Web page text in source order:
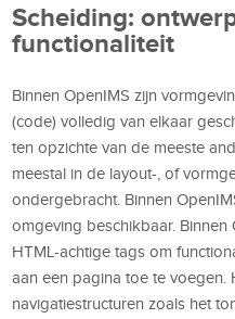
Scheiding:
functionaliteit
Binnen OpenIMS zijn
(code) volledig van elkaar
ten opzichte van de meeste
meestal in de layout-, of
ondergebracht. Binnen
omgeving beschikbaar.
HTML-achtige tags om
aan een pagina toe te
navigatiestructuren zoals het